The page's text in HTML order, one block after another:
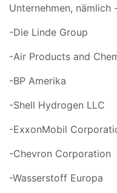
Unternehmen, nämlich -
-Die Linde Group
-Air Products and
-BP Amerika
-Shell Hydrogen LLC
-ExxonMobil
-Chevron Corporation
-Wasserstoff Europa